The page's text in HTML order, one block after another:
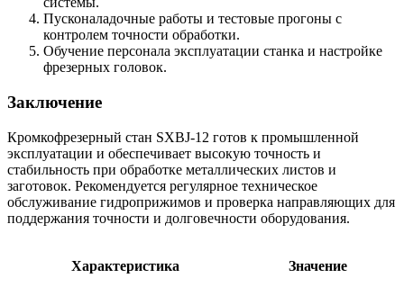
Пусконаладочные работы и тестовые прогоны с
контролем точности обработки.
Обучение персонала эксплуатации станка и настройке
фрезерных головок.
Заключение
Кромкофрезерный стан SXBJ-12 готов к промышленной
эксплуатации и обеспечивает высокую точность и
стабильность при обработке металлических листов и
заготовок. Рекомендуется регулярное техническое
обслуживание гидроприжимов и проверка направляющих для
поддержания точности и долговечности оборудования.
Характеристика Значение